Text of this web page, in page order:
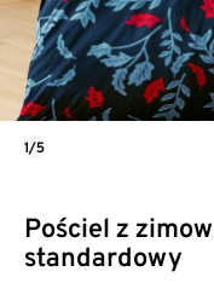
Pościel z
standardowy
1/5